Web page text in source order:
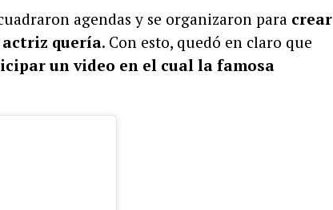
agendas y se organizaron para crear
actriz quería. Con esto, quedó en claro que
un video en el cual la famosa